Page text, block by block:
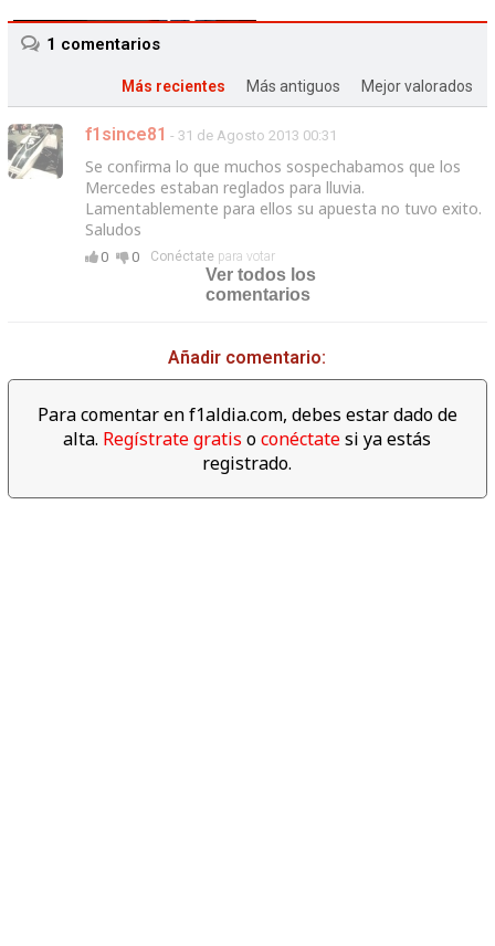
01:43
Alfa Romeo vuelve a la F1 de
la mano de Sauber F1 Team
Descubre los datos
espectaculares del año 2017
de F1
1 comentarios
Más recientes Más antiguos Mejor valorados
f1since81 - 31 de Agosto 2013 00:31
Se confirma lo que muchos sospechabamos que los
Mercedes estaban reglados para lluvia.
Lamentablemente para ellos su apuesta no tuvo exito.
Saludos
0 0 Conéctatepara votar
Ver todos los
comentarios
Añadir comentario:
Para comentar en f1aldia.com, debes estar dado de
alta. Regístrate gratis oconéctatesi ya estás
registrado.